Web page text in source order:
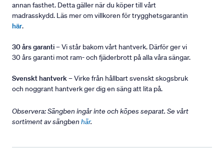
annan fasthet. Detta gäller när du köper till vårt
madrasskydd. Läs mer om villkoren för trygghetsgarantin
här.
30 års garanti– Vi står bakom vårt hantverk. Därför ger vi
30 års garanti mot ram- och fjäderbrott på alla våra sängar.
Svenskt hantverk– Virke från hållbart svenskt skogsbruk
och noggrant hantverk ger dig en säng att lita på.
Observera: Sängben ingår inte och köpes separat. Se vårt
sortiment av sängben här.